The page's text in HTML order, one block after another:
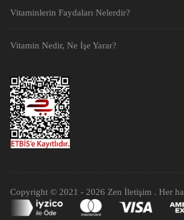
Vitaminlerin Faydaları Nelerdir?
Vitamin Nedir, Ne İşe Yarar?
Copyright © 2021 - 2026 Zen İletişim . Her